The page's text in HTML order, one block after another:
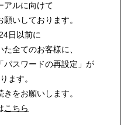
アルに向けて
いしております。
日以前に
全てのお客様に、
パスワードの再設定」が
ます。
をお願いします。
こちら